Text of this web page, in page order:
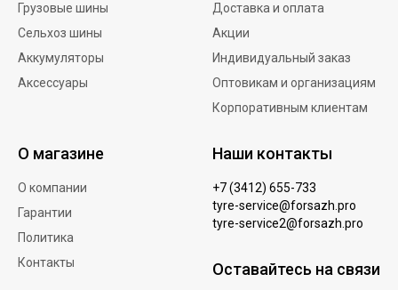
Грузовые шины
Сельхоз шины
Аккумуляторы
Аксессуары
Доставка и оплата
Акции
Индивидуальный заказ
Оптовикам и организациям
Корпоративным клиентам
О магазине
О компании
Гарантии
Политика
Контакты
Наши контакты
+7 (3412) 655-733
tyre-service@forsazh.pro
tyre-service2@forsazh.pro
Оставайтесь на связи